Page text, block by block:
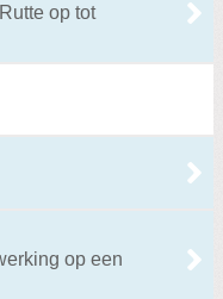
op tot
op een